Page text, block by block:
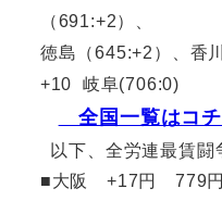
（691:+2）、
徳島（645:+2）、香
+10 岐阜(706:0)
全国一覧はコチ
以下、全労連最賃闘
■大阪 +17円 779円